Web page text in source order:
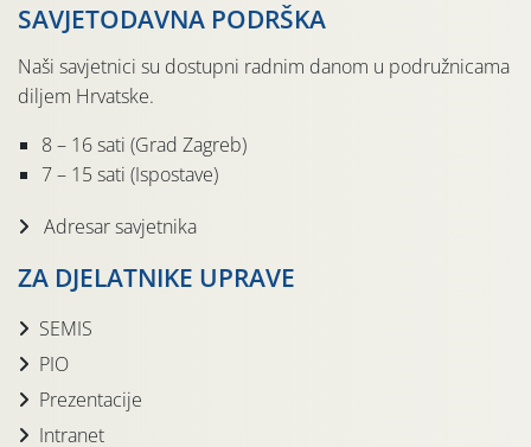
SAVJETODAVNA PODRŠKA
Naši savjetnici su dostupni radnim danom u podružnicama
diljem Hrvatske.
8 – 16 sati (Grad Zagreb)
7 – 15 sati (Ispostave)
Adresar savjetnika
ZA DJELATNIKE UPRAVE
SEMIS
PIO
Prezentacije
Intranet